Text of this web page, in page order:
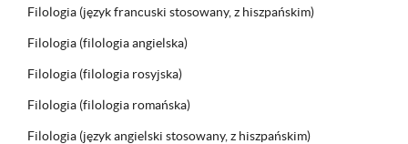
Filologia (język francuski stosowany, z hiszpańskim)
Filologia (filologia angielska)
Filologia (filologia rosyjska)
Filologia (filologia romańska)
Filologia (język angielski stosowany, z hiszpańskim)